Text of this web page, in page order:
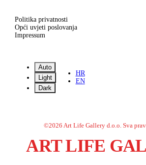
Politika privatnosti
Opći uvjeti poslovanja
Impressum
Auto
Light
Dark
HR
EN
©2026 Art Life Gallery d.o.o. Sva
ART LIFE